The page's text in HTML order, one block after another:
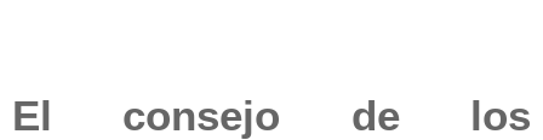
El consejo de los